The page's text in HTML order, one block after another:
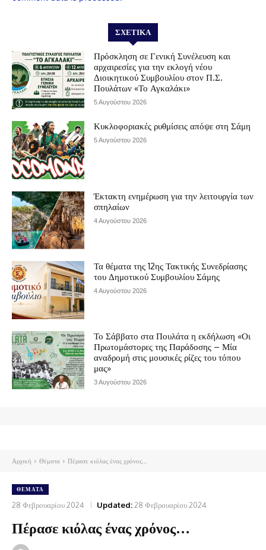
ΣΧΕΤΙΚΆ
Πρόσκληση σε Γενική Συνέλευση και
αρχαιρεσίες για την εκλογή νέου
Διοικητικού Συμβουλίου στον Π.Σ.
Πουλάτων «Το Αγκαλάκι»
5 Αυγούστου 2026
Κυκλοφοριακές ρυθμίσεις απόψε στη Σάμη
5 Αυγούστου 2026
Έκτακτη ενημέρωση για την λειτουργία των
σπηλαίων
4 Αυγούστου 2026
Τα θέματα της 12ης Τακτικής Συνεδρίασης
του Δημοτικού Συμβουλίου Σάμης
4 Αυγούστου 2026
Το Σάββατο στα Πουλάτα η εκδήλωση «Οι
Πρωτομάστορες της Παράδοσης – Μία
αναδρομή στις μουσικές ρίζες του τόπου
μας»
3 Αυγούστου 2026